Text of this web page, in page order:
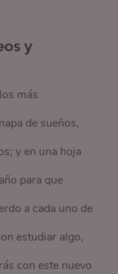
y
más
de sueños,
y en una hoja
para que
a cada uno de
estudiar algo,
con este nuevo